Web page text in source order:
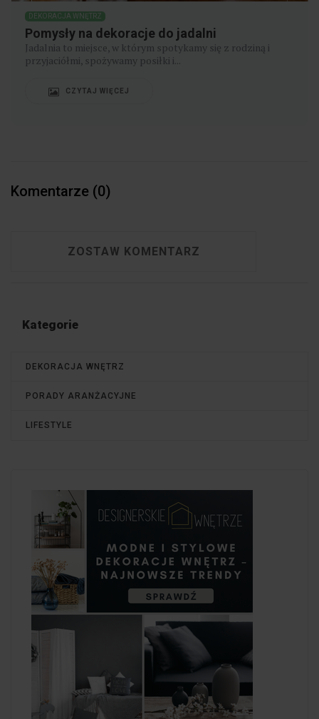
DEKORACJA WNĘTRZ
Pomysły na dekoracje do jadalni
Jadalnia to miejsce, w którym spotykamy się z rodziną i
przyjaciółmi, spożywamy posiłki i...
CZYTAJ WIĘCEJ
Komentarze (0)
ZOSTAW KOMENTARZ
Kategorie
DEKORACJA WNĘTRZ
PORADY ARANŻACYJNE
LIFESTYLE